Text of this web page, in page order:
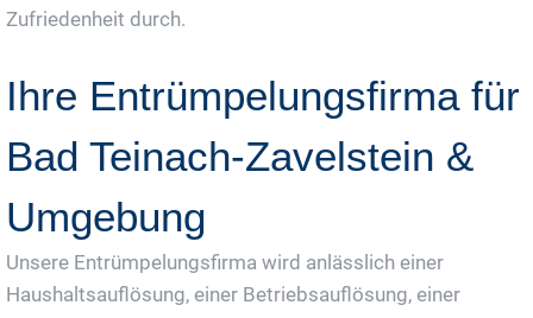
Zufriedenheit durch.
Ihre Entrümpelungsfirma für
Bad Teinach-Zavelstein &
Umgebung
Unsere Entrümpelungsfirma wird anlässlich einer
Haushaltsauflösung, einer Betriebsauflösung, einer